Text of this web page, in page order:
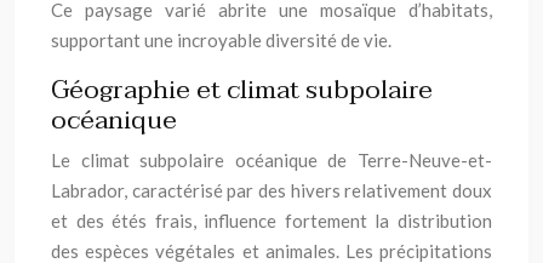
Ce paysage varié abrite une mosaïque d’habitats,
supportant une incroyable diversité de vie.
Géographie et climat subpolaire
océanique
Le climat subpolaire océanique de Terre-Neuve-et-
Labrador, caractérisé par des hivers relativement doux
et des étés frais, influence fortement la distribution
des espèces végétales et animales. Les précipitations